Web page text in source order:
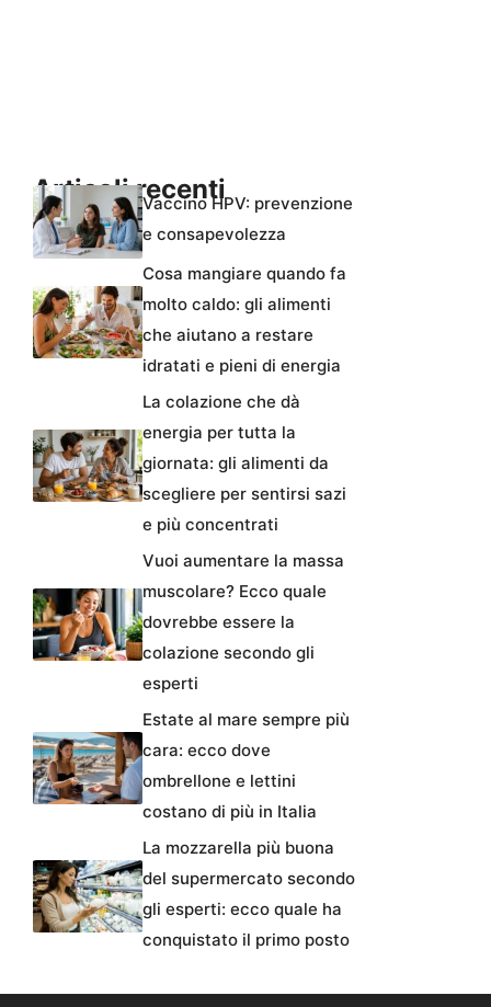
Articoli recentiVaccino HPV: prevenzione
e consapevolezza
Cosa mangiare quando fa
molto caldo: gli alimenti
che aiutano a restare
idratati e pieni di energia
La colazione che dà
energia per tutta la
giornata: gli alimenti da
scegliere per sentirsi sazi
e più concentrati
Vuoi aumentare la massa
muscolare? Ecco quale
dovrebbe essere la
colazione secondo gli
esperti
Estate al mare sempre più
cara: ecco dove
ombrellone e lettini
costano di più in Italia
La mozzarella più buona
del supermercato secondo
gli esperti: ecco quale ha
conquistato il primo posto